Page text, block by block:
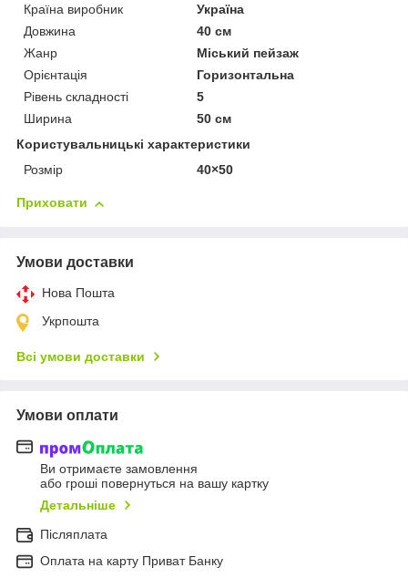
Країна виробник
Україна
Довжина
40 см
Жанр
Міський пейзаж
Орієнтація
Горизонтальна
Рівень складності
5
Ширина
50 см
Користувальницькі характеристики
Розмір
40×50
Приховати
Умови доставки
Нова Пошта
Укрпошта
Всі умови доставки
Умови оплати
Ви отримаєте замовлення
або гроші повернуться на вашу картку
Детальніше
Післяплата
Оплата на карту Приват Банку